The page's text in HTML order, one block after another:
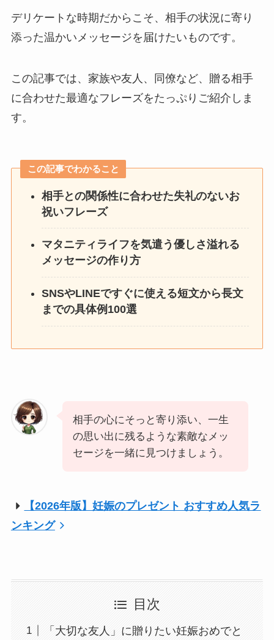
デリケートな時期だからこそ、相手の状況に寄り
添った温かいメッセージを届けたいものです。
この記事では、家族や友人、同僚など、贈る相手
に合わせた最適なフレーズをたっぷりご紹介しま
す。
この記事でわかること
相手との関係性に合わせた失礼のないお
祝いフレーズ
マタニティライフを気遣う優しさ溢れる
メッセージの作り方
SNSやLINEですぐに使える短文から長文
までの具体例100選
相手の心にそっと寄り添い、一生
の思い出に残るような素敵なメッ
セージを一緒に見つけましょう。
【2026年版】妊娠のプレゼント おすすめ人気ラ
ンキング
目次
「大切な友人」に贈りたい妊娠おめでと